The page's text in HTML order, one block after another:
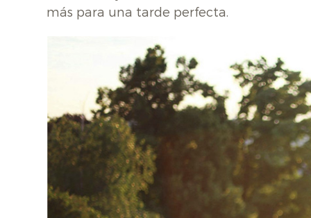
más para una tarde perfecta.